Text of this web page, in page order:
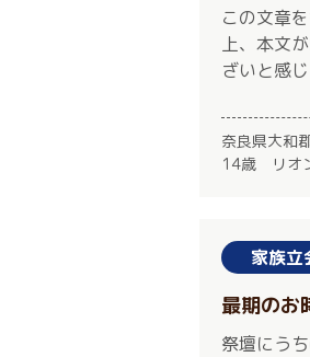
この文章
上、本文
ざいと感
奈良県大和
14歳 リオ
家族立
最期のお
祭壇にう